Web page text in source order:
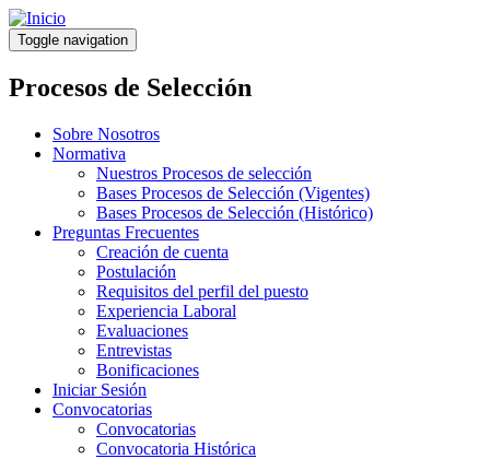
Pasar
al
contenido
principal
Toggle navigation
Procesos de Selección
Sobre Nosotros
Normativa
Nuestros Procesos de selección
Bases Procesos de Selección (Vigentes)
Bases Procesos de Selección (Histórico)
Preguntas Frecuentes
Creación de cuenta
Postulación
Requisitos del perfil del puesto
Experiencia Laboral
Evaluaciones
Entrevistas
Bonificaciones
Iniciar Sesión
Convocatorias
Convocatorias
Convocatoria Histórica